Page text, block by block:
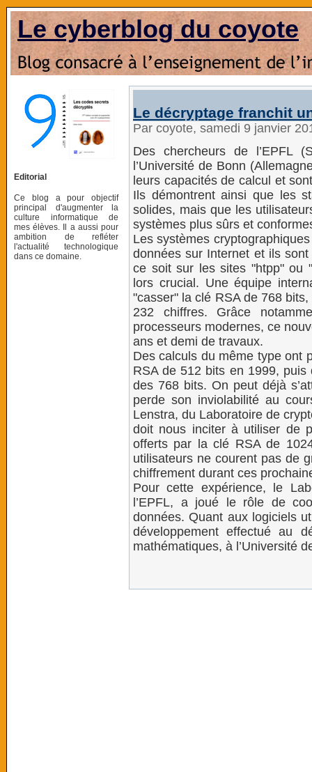
Le cyberblog du coyote
Editorial
Ce blog a pour objectif
principal d'augmenter la
culture informatique de
mes élèves. Il a aussi pour
ambition de refléter
l'actualité technologique
dans ce domaine.
Le décryptage franchit
Par coyote, samedi 9 janvier
Des chercheurs de l’EPFL
l’Université de Bonn
leurs capacités de calcul et
Ils démontrent ainsi que les
solides, mais que les
systèmes plus sûrs et
Les systèmes
données sur Internet et ils
ce soit sur les sites "htpp" ou
lors crucial. Une équipe
"casser" la clé RSA de 768
232 chiffres. Grâce
processeurs modernes, ce
ans et demi de travaux.
Des calculs du même type ont
RSA de 512 bits en 1999,
des 768 bits. On peut déjà
perde son inviolabilité au
Lenstra, du Laboratoire de
doit nous inciter à utiliser de
offerts par la clé RSA de
utilisateurs ne courent pas de
chiffrement durant ces
Pour cette expérience, le
l’EPFL, a joué le rôle de
données. Quant aux logiciels
développement effectué au
mathématiques, à l’Université